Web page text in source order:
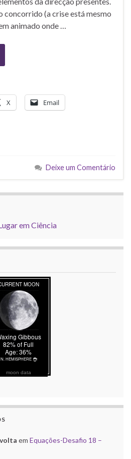
concorrido (a crise está mesmo
animado onde …
X Email
Deixe um Comentário
moon data
em Equações-Desafio 18 –